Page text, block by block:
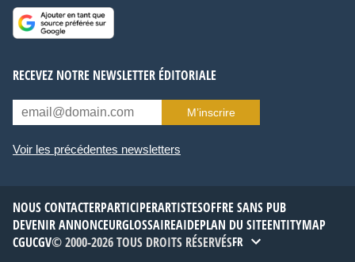
RECEVEZ NOTRE NEWSLETTER ÉDITORIALE
M’inscrire
Voir les précédentes newsletters
NOUS CONTACTERPARTICIPERARTISTESOFFRE SANS PUB
DEVENIR ANNONCEURGLOSSAIREAIDEPLAN DU SITEENTITYMAP
CGUCGV© 2000-2026 TOUS DROITS RÉSERVÉSFR